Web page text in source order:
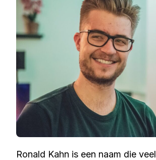
Ronald Kahn is een naam die veel